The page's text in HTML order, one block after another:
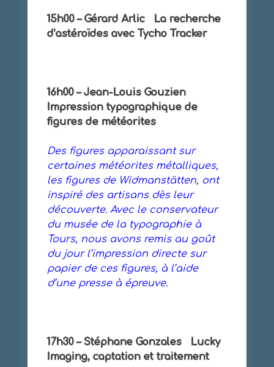
15h00 – Gérard Arlic La recherche
d’astéroïdes avec Tycho Tracker
16h00 – Jean-Louis Gouzien
Impression typographique de
figures de météorites
Des figures apparaissant sur
certaines météorites métalliques,
les figures de Widmanstätten, ont
inspiré des artisans dès leur
découverte. Avec le conservateur
du musée de la typographie à
Tours, nous avons remis au goût
du jour l’impression directe sur
papier de ces figures, à l’aide
d’une presse à épreuve.
17h30 – Stéphane Gonzales Lucky
Imaging, captation et traitement